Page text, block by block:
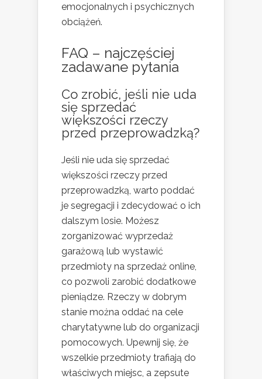
emocjonalnych i psychicznych
obciążeń.
FAQ – najczęściej
zadawane pytania
Co zrobić, jeśli nie uda
się sprzedać
większości rzeczy
przed przeprowadzką?
Jeśli nie uda się sprzedać
większości rzeczy przed
przeprowadzką, warto poddać
je segregacji i zdecydować o ich
dalszym losie. Możesz
zorganizować wyprzedaż
garażową lub wystawić
przedmioty na sprzedaż online,
co pozwoli zarobić dodatkowe
pieniądze. Rzeczy w dobrym
stanie można oddać na cele
charytatywne lub do organizacji
pomocowych. Upewnij się, że
wszelkie przedmioty trafiają do
właściwych miejsc, a zepsute